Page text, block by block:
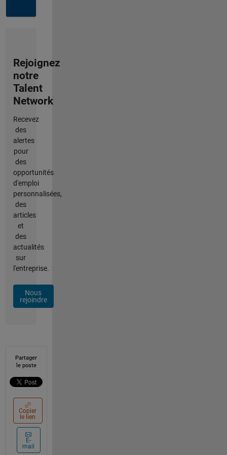
Rejoignez
notre
Talent
Network
Recevez
des
alertes
pour
des
opportunités
d'emploi
personnalisées,
des
articles
et
des
actualités
sur
l'entreprise.
Nous
rejoindre
Partager
le poste
Copier
le lien
E-
mail